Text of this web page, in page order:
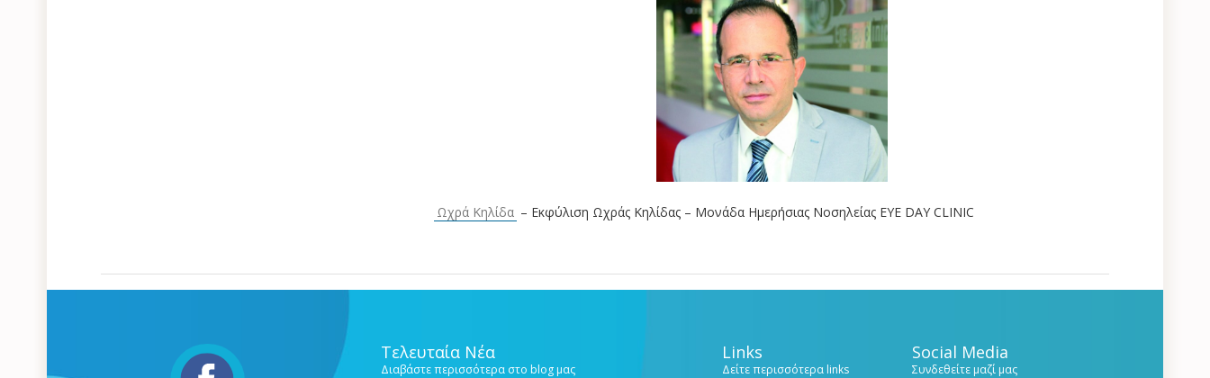
Ωχρά Κηλίδα – Εκφύλιση Ωχράς Κηλίδας – Μονάδα Ημερήσιας Νοσηλείας EYE DAY CLINIC
Τελευταία Νέα
Διαβάστε περισσότερα στο blog μας
Links
Δείτε περισσότερα links
Social Media
Συνδεθείτε μαζί μας